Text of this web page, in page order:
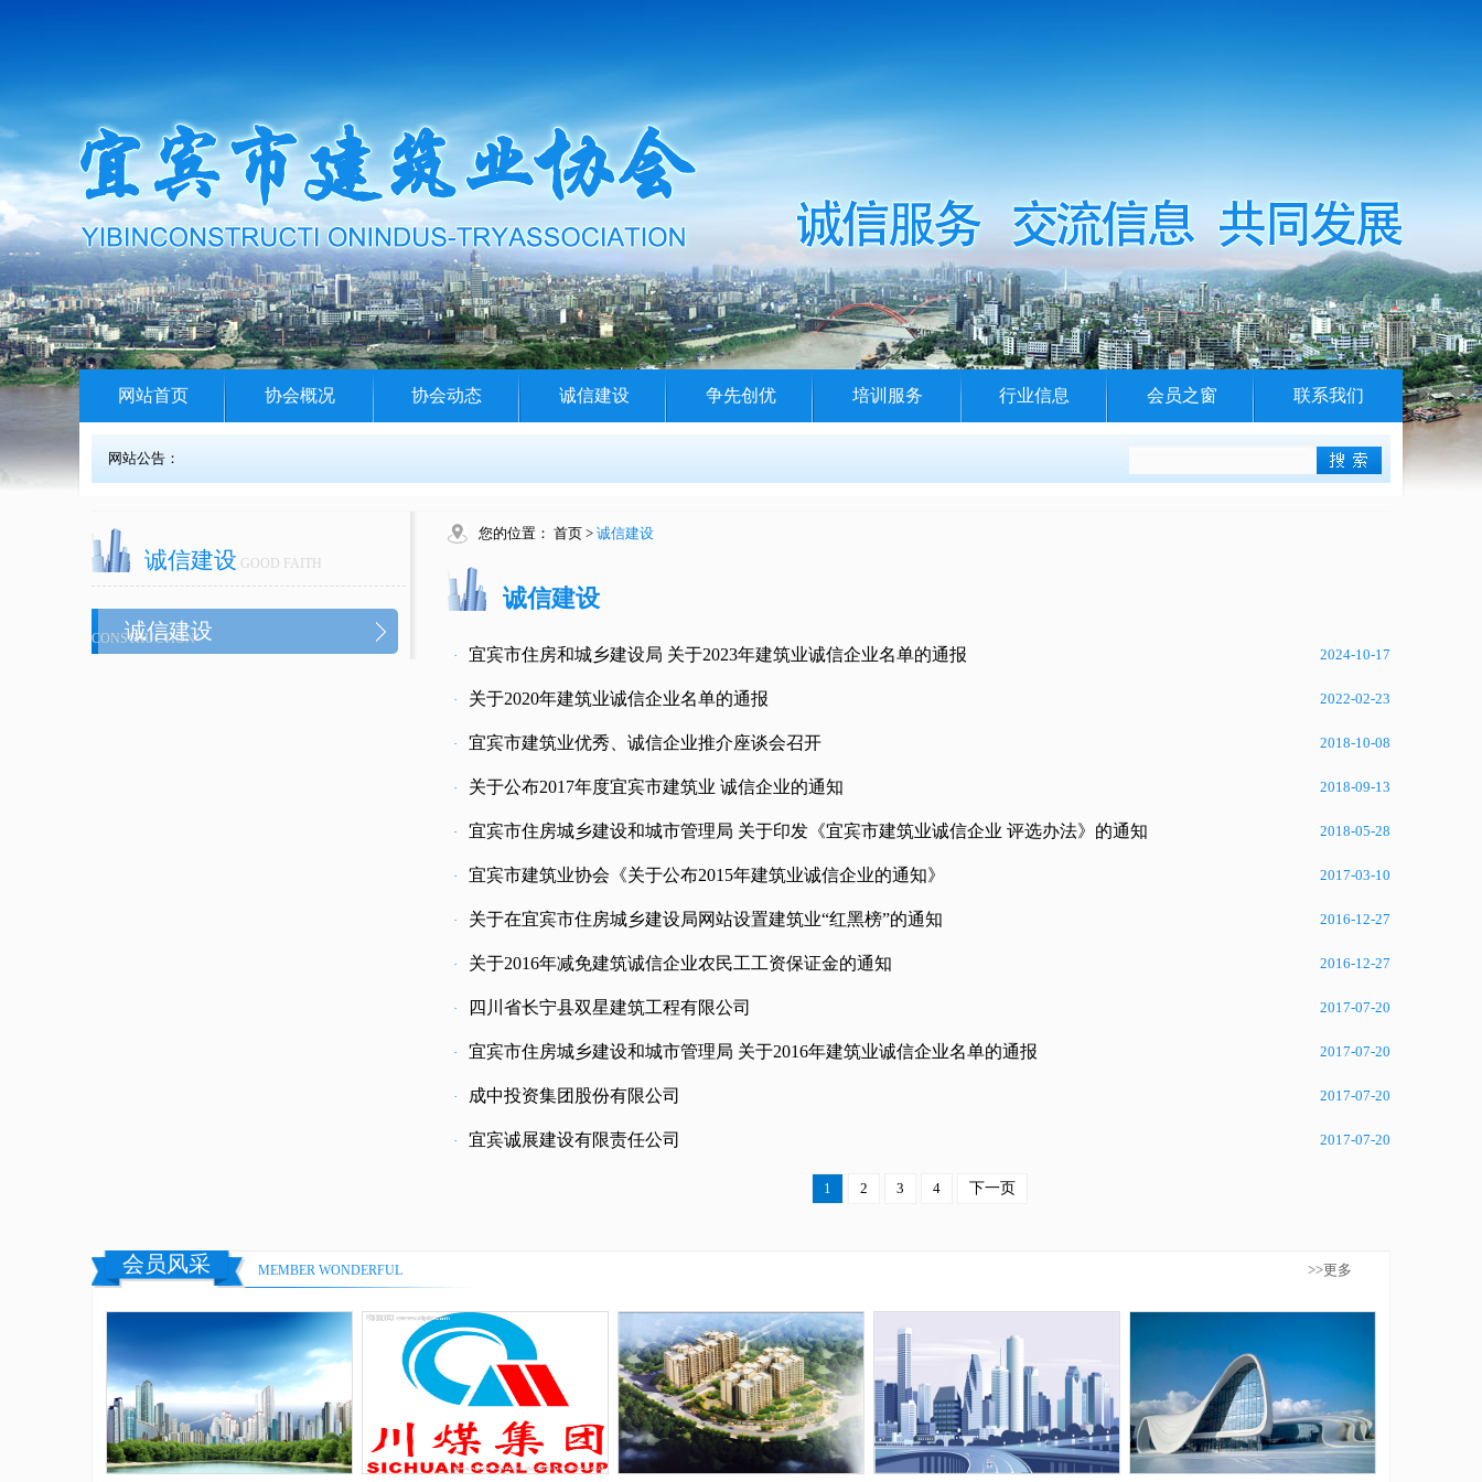
网站首页 协会概况 协会动态 诚信建设 争先创优 培训服务 行业信息 会员之窗 联系我们
网站公告：
诚信建设 GOOD FAITH
CONSTRUCTION
诚信建设
您的位置： 首页 > 诚信建设
诚信建设
· 宜宾市住房和城乡建设局 关于2023年建筑业诚信企业名单的通报 2024-10-17
· 关于2020年建筑业诚信企业名单的通报 2022-02-23
· 宜宾市建筑业优秀、诚信企业推介座谈会召开 2018-10-08
· 关于公布2017年度宜宾市建筑业 诚信企业的通知 2018-09-13
· 宜宾市住房城乡建设和城市管理局 关于印发《宜宾市建筑业诚信企业 评选办法》的通知 2018-05-28
· 宜宾市建筑业协会《关于公布2015年建筑业诚信企业的通知》 2017-03-10
· 关于在宜宾市住房城乡建设局网站设置建筑业“红黑榜”的通知 2016-12-27
· 关于2016年减免建筑诚信企业农民工工资保证金的通知 2016-12-27
· 四川省长宁县双星建筑工程有限公司 2017-07-20
· 宜宾市住房城乡建设和城市管理局 关于2016年建筑业诚信企业名单的通报 2017-07-20
· 成中投资集团股份有限公司 2017-07-20
· 宜宾诚展建设有限责任公司 2017-07-20
1 2 3 4 下一页
会员风采 MEMBER WONDERFUL >>更多